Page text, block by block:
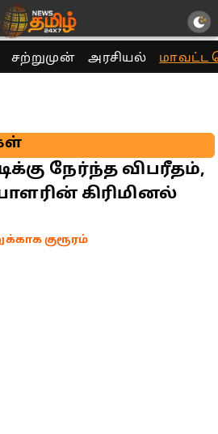
சற்றுமுன் அரசியல் மாவட்ட
நேர்ந்த விபரீதம்,
கிரிமினல்
குரூரம்